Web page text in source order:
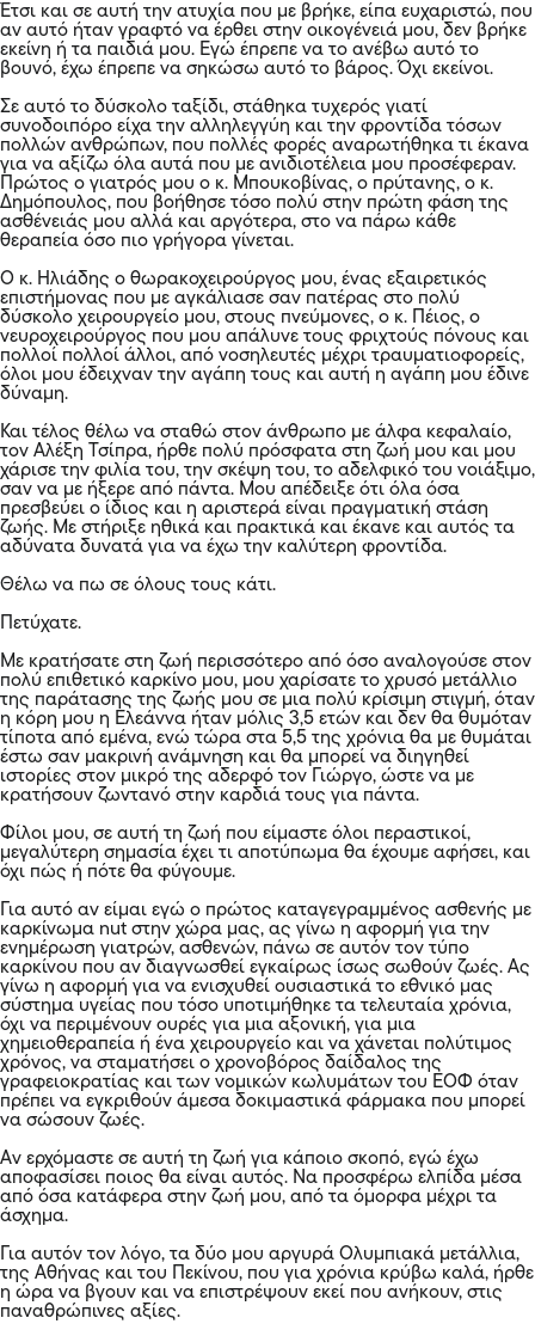
Έτσι και σε αυτή την ατυχία που με βρήκε, είπα ευχαριστώ, που
αν αυτό ήταν γραφτό να έρθει στην οικογένειά μου, δεν βρήκε
εκείνη ή τα παιδιά μου. Εγώ έπρεπε να το ανέβω αυτό το
βουνό, έχω έπρεπε να σηκώσω αυτό το βάρος. Όχι εκείνοι.
Σε αυτό το δύσκολο ταξίδι, στάθηκα τυχερός γιατί
συνοδοιπόρο είχα την αλληλεγγύη και την φροντίδα τόσων
πολλών ανθρώπων, που πολλές φορές αναρωτήθηκα τι έκανα
για να αξίζω όλα αυτά που με ανιδιοτέλεια μου προσέφεραν.
Πρώτος ο γιατρός μου ο κ. Μπουκοβίνας, ο πρύτανης, ο κ.
Δημόπουλος, που βοήθησε τόσο πολύ στην πρώτη φάση της
ασθένειάς μου αλλά και αργότερα, στο να πάρω κάθε
θεραπεία όσο πιο γρήγορα γίνεται.
Ο κ. Ηλιάδης ο θωρακοχειρούργος μου, ένας εξαιρετικός
επιστήμονας που με αγκάλιασε σαν πατέρας στο πολύ
δύσκολο χειρουργείο μου, στους πνεύμονες, ο κ. Πέιος, ο
νευροχειρούργος που μου απάλυνε τους φριχτούς πόνους και
πολλοί πολλοί άλλοι, από νοσηλευτές μέχρι τραυματιοφορείς,
όλοι μου έδειχναν την αγάπη τους και αυτή η αγάπη μου έδινε
δύναμη.
Και τέλος θέλω να σταθώ στον άνθρωπο με άλφα κεφαλαίο,
τον Αλέξη Τσίπρα, ήρθε πολύ πρόσφατα στη ζωή μου και μου
χάρισε την φιλία του, την σκέψη του, το αδελφικό του νοιάξιμο,
σαν να με ήξερε από πάντα. Μου απέδειξε ότι όλα όσα
πρεσβεύει ο ίδιος και η αριστερά είναι πραγματική στάση
ζωής. Με στήριξε ηθικά και πρακτικά και έκανε και αυτός τα
αδύνατα δυνατά για να έχω την καλύτερη φροντίδα.
Θέλω να πω σε όλους τους κάτι.
Πετύχατε.
Με κρατήσατε στη ζωή περισσότερο από όσο αναλογούσε στον
πολύ επιθετικό καρκίνο μου, μου χαρίσατε το χρυσό μετάλλιο
της παράτασης της ζωής μου σε μια πολύ κρίσιμη στιγμή, όταν
η κόρη μου η Ελεάννα ήταν μόλις 3,5 ετών και δεν θα θυμόταν
τίποτα από εμένα, ενώ τώρα στα 5,5 της χρόνια θα με θυμάται
έστω σαν μακρινή ανάμνηση και θα μπορεί να διηγηθεί
ιστορίες στον μικρό της αδερφό τον Γιώργο, ώστε να με
κρατήσουν ζωντανό στην καρδιά τους για πάντα.
Φίλοι μου, σε αυτή τη ζωή που είμαστε όλοι περαστικοί,
μεγαλύτερη σημασία έχει τι αποτύπωμα θα έχουμε αφήσει, και
όχι πώς ή πότε θα φύγουμε.
Για αυτό αν είμαι εγώ ο πρώτος καταγεγραμμένος ασθενής με
καρκίνωμα nut στην χώρα μας, ας γίνω η αφορμή για την
ενημέρωση γιατρών, ασθενών, πάνω σε αυτόν τον τύπο
καρκίνου που αν διαγνωσθεί εγκαίρως ίσως σωθούν ζωές. Ας
γίνω η αφορμή για να ενισχυθεί ουσιαστικά το εθνικό μας
σύστημα υγείας που τόσο υποτιμήθηκε τα τελευταία χρόνια,
όχι να περιμένουν ουρές για μια αξονική, για μια
χημειοθεραπεία ή ένα χειρουργείο και να χάνεται πολύτιμος
χρόνος, να σταματήσει ο χρονοβόρος δαίδαλος της
γραφειοκρατίας και των νομικών κωλυμάτων του ΕΟΦ όταν
πρέπει να εγκριθούν άμεσα δοκιμαστικά φάρμακα που μπορεί
να σώσουν ζωές.
Αν ερχόμαστε σε αυτή τη ζωή για κάποιο σκοπό, εγώ έχω
αποφασίσει ποιος θα είναι αυτός. Να προσφέρω ελπίδα μέσα
από όσα κατάφερα στην ζωή μου, από τα όμορφα μέχρι τα
άσχημα.
Για αυτόν τον λόγο, τα δύο μου αργυρά Ολυμπιακά μετάλλια,
της Αθήνας και του Πεκίνου, που για χρόνια κρύβω καλά, ήρθε
η ώρα να βγουν και να επιστρέψουν εκεί που ανήκουν, στις
παναθρώπινες αξίες.